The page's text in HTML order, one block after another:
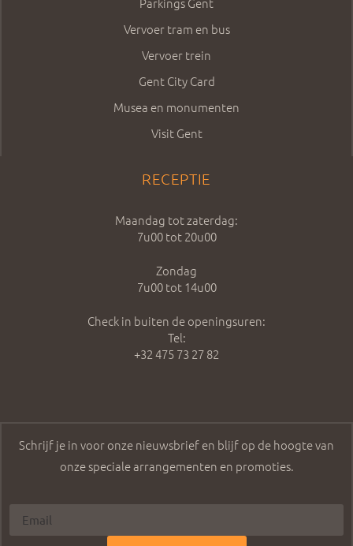
Vervoer tram en bus
Vervoer trein
Gent City Card
Musea en monumenten
Visit Gent
RECEPTIE
Maandag tot zaterdag:
7u00 tot 20u00
Zondag
7u00 tot 14u00
Check in buiten de openingsuren:
Tel:
+32 475 73 27 82
Schrijf je in voor onze nieuwsbrief en blijf op de hoogte van
onze speciale arrangementen en promoties.